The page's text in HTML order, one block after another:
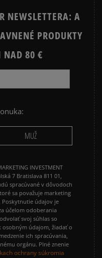
TECH FLEECE
SPORTSWEAR
OBLEČENIE
NEWSLETTERA: A
PRODUKTY
NAD 80 €
MUŽ
INVESTMENT
7 Bratislava 811 01,
spracúvané v dôvodoch
sa považuje marketing
údajov je
účelom odoberania
svoj súhlas so
údajom, žiadať o
ich spracúvania,
orgánu. Plné znenie
ochrany súkromia